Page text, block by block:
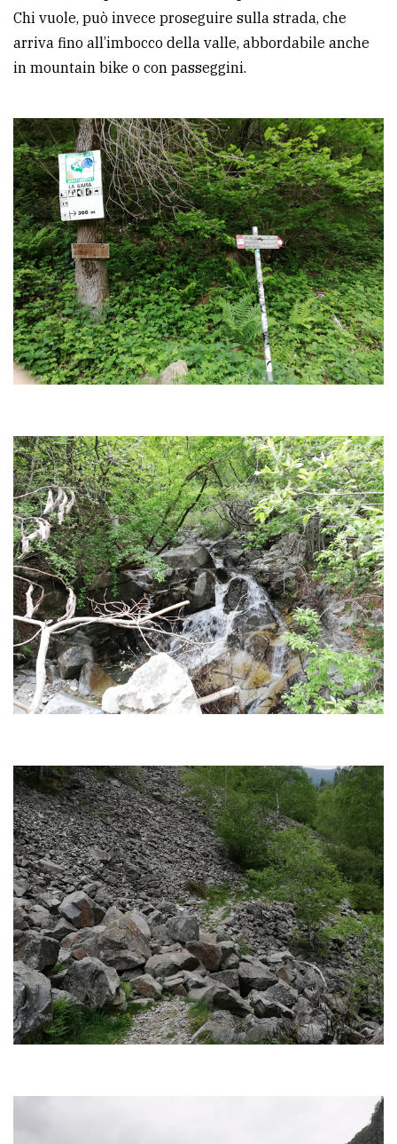
Chi vuole, può invece proseguire sulla strada, che
arriva fino all’imbocco della valle, abbordabile anche
in mountain bike o con passeggini.